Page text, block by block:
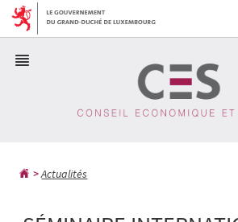
Aller
navigation
Aller
Actualités